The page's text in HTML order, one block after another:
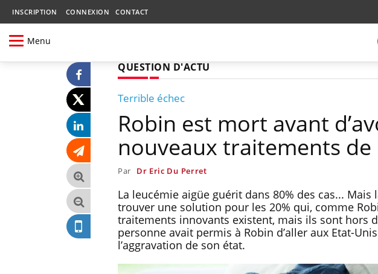
INSCRIPTION CONNEXION CONTACT
Menu
QUESTION D'ACTU
Terrible échec
Robin est mort avant
nouveaux traitements de
Par Dr Eric Du Perret
La leucémie aigüe guérit dans 80% des cas...
trouver une solution pour les 20% qui, comme
traitements innovants existent, mais ils sont hors
personne avait permis à Robin d’aller aux Etat-
l’aggravation de son état.